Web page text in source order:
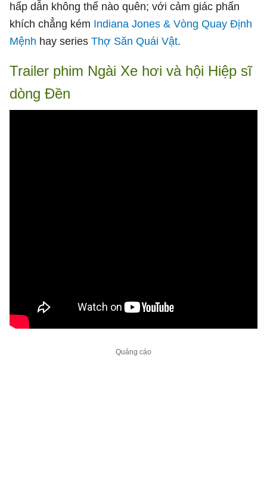
hấp dẫn không thể nào quên; với cảm giác phấn
khích chẳng kém Indiana Jones & Vòng Quay Định
Mệnh hay series Thợ Săn Quái Vật.
Trailer phim Ngài Xe hơi và hội Hiệp sĩ
dòng Đền